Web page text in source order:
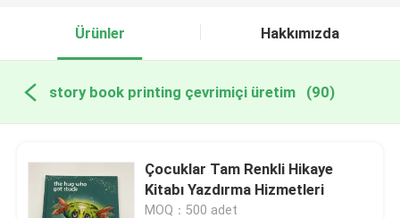
Ürünler Hakkımızda
story book printing çevrimiçi üretim (90)
Çocuklar Tam Renkli Hikaye
Kitabı Yazdırma Hizmetleri
MOQ：500 adet